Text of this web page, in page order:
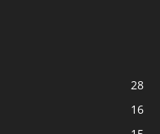
28
16